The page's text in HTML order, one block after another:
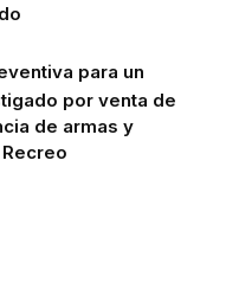
para un
por venta de
de armas y